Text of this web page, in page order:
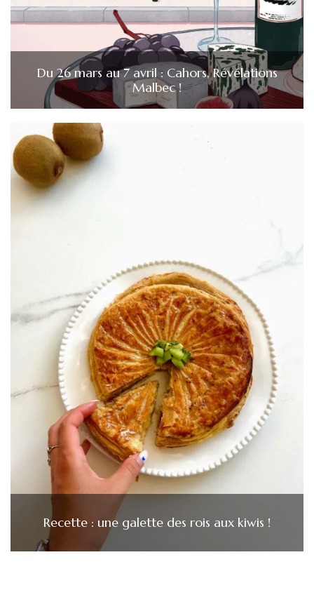
Du 26 mars au 7 avril : Cahors, Révélations
Malbec !
Recette : une galette des rois aux kiwis !